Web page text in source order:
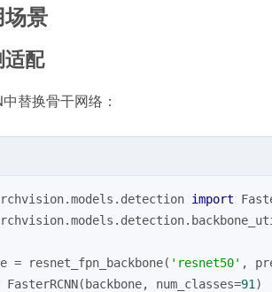
场景
适配
替换骨干网络：
import
= resnet_fpn_backbone( 'resnet50' ,
num_classes=91 )